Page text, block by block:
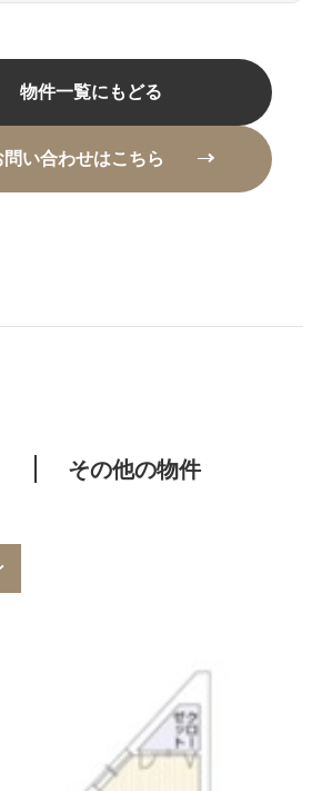
物件一覧にもどる
問い合わせはこちら
その他の物件